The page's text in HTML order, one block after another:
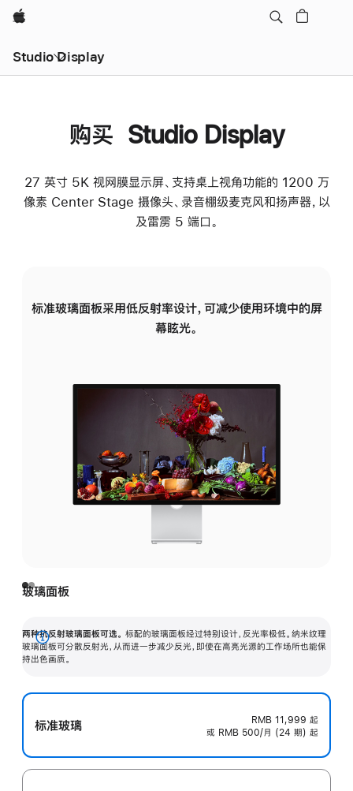
Apple
Studio Display
购买 Studio Display
27 英寸 5K 视网膜显示屏、支持桌上视角功能的 1200 万
像素 Center Stage 摄像头、录音棚级麦克风和扬声器，以
及雷雳 5 端口。
标准玻璃面板采用低反射率设计，可减少使用环境中的屏
幕眩光。
玻璃面板
两种抗反射玻璃面板可选。 标配的玻璃面板经过特别设计，反光率极低。纳米纹理
玻璃面板可分散反射光，从而进一步减少反光，即使在高亮光源的工作场所也能保
持出色画质。
展
开
标准玻璃 RMB 11,999 起
或 RMB 500/月 (24 期) 起